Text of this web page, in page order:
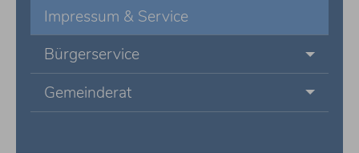
Impressum & Service
Bürgerservice
Gemeinderat